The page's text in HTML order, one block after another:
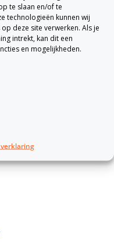
te slaan en/of te
technologieën kunnen wij
deze site verwerken. Als je
intrekt, kan dit een
en mogelijkheden.
verklaring
aanvullende
breid je de
Hierdoor kan je
bij je persoonlijke